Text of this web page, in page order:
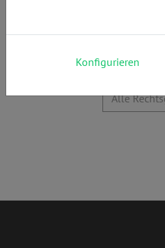
Alle
Konfigurieren